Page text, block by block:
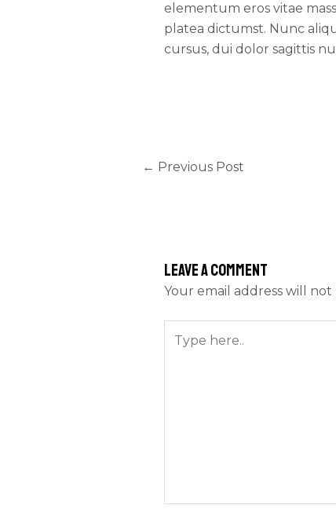
elementum eros vitae
platea dictumst. Nunc
cursus, dui dolor sagittis
← Previous Post
Leave a Comment
Your email address will
here..